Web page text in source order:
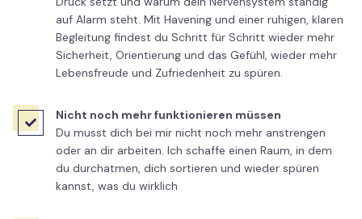
auf Alarm steht. Mit Havening und einer ruhigen, klaren
Begleitung findest du Schritt für Schritt wieder mehr
Sicherheit, Orientierung und das Gefühl, wieder mehr
Lebensfreude und Zufriedenheit zu spüren.

Nicht noch mehr funktionieren müssen
Du musst dich bei mir nicht noch mehr anstrengen
oder an dir arbeiten. Ich schaffe einen Raum, in dem
du durchatmen, dich sortieren und wieder spüren
kannst, was du wirklich